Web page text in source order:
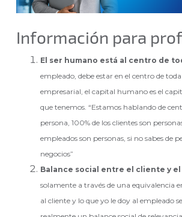
Información para
El ser humano está al centro de
empleado, debe estar en el centro de
empresarial, el capital humano es el
que tenemos. “Estamos hablando de
persona, 100% de los clientes son
empleados son personas, si no sabes de
negocios”
Balance social entre el cliente y
solamente a través de una equivalencia
al cliente y lo que yo le doy al empleado